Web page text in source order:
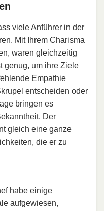
viele Anführer in der
Mit Ihrem Charisma
waren gleichzeitig
genug, um ihre Ziele
Empathie
entscheiden oder
bringen es
Der
gleich eine ganze
die er zu
habe einige
aufgewiesen,